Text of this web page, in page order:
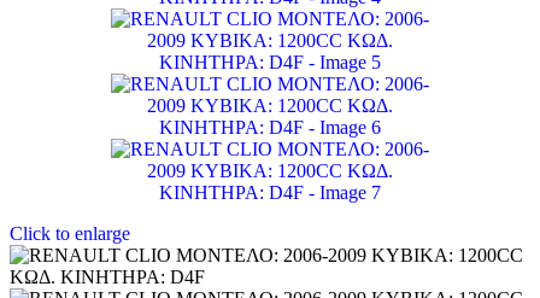
Click to enlarge